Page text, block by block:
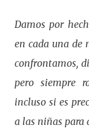
Damos por
en cada una de
confrontamos,
pero siempre
incluso si es
a las niñas para